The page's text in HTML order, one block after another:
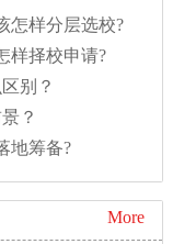
怎样分层选校?
样择校申请?
别？
？
地筹备?
More